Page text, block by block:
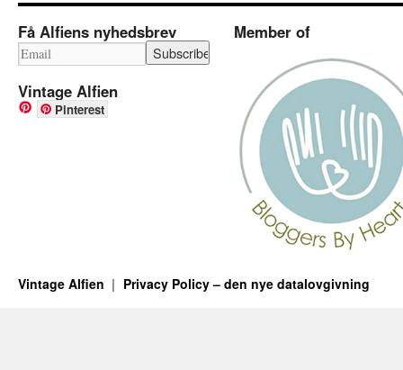
Få Alfiens nyhedsbrev
Vintage Alfien
Pinterest
Member of
Vintage Alfien Privacy Policy – den nye datalovgivning